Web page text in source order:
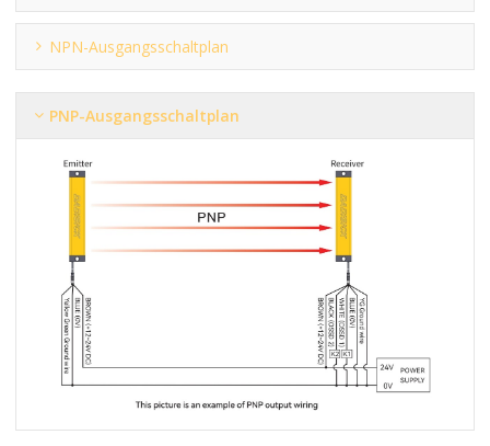
NPN-Ausgangsschaltplan
PNP-Ausgangsschaltplan